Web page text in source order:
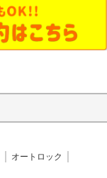
オートロック